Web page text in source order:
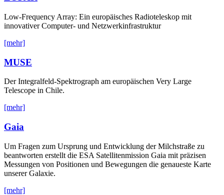
Low-Frequency Array: Ein europäisches Radioteleskop mit
innovativer Computer- und Netzwerkinfrastruktur
[mehr]
MUSE
Der Integralfeld-Spektrograph am europäischen Very Large
Telescope in Chile.
[mehr]
Gaia
Um Fragen zum Ursprung und Entwicklung der Milchstraße zu
beantworten erstellt die ESA Satellitenmission Gaia mit präzisen
Messungen von Positionen und Bewegungen die genaueste Karte
unserer Galaxie.
[mehr]